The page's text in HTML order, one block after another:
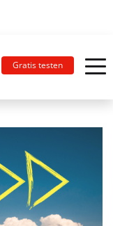
Gratis testen